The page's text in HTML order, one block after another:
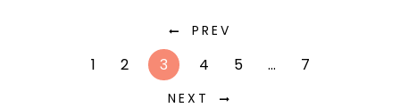
PREV
1 2 3 4 5 … 7
NEXT